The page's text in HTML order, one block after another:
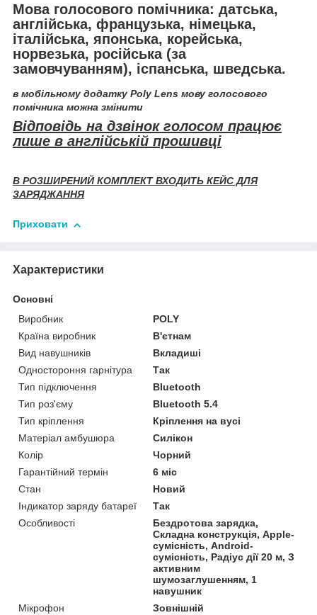
Мова голосового помічника: датська,
англійська, французька, німецька,
італійська, японська, корейська,
норвезька, російська (за
замовчуванням), іспанська, шведська.
в мобільному додатку Poly Lens мову голосового
помічника можна змінити
Відповідь на дзвінок голосом працює
лише в англійській прошивці
В РОЗШИРЕНИЙ КОМПЛЕКТ ВХОДИТЬ КЕЙС ДЛЯ
ЗАРЯДЖАННЯ
Приховати
Характеристики
Основні
Виробник
POLY
Країна виробник
В'єтнам
Вид навушників
Вкладиші
Одностороння гарнітура
Так
Тип підключення
Bluetooth
Тип роз'єму
Bluetooth 5.4
Тип кріплення
Кріплення на вусі
Матеріал амбушюра
Силікон
Колір
Чорний
Гарантійний термін
6 міс
Стан
Новий
Індикатор заряду батареї
Так
Особливості
Бездротова зарядка,
Складна конструкція, Apple-
сумісність, Android-
сумісність, Радіус дії 20 м, З
активним
шумозаглушенням, 1
навушник
Мікрофон
Зовнішній